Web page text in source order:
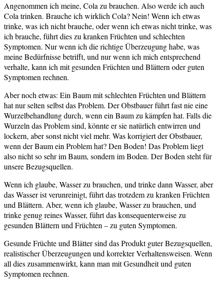
Angenommen ich meine, Cola zu brauchen. Also werde ich auch
Cola trinken. Brauche ich wirklich Cola? Nein! Wenn ich etwas
trinke, was ich nicht brauche, oder wenn ich etwas nicht trinke, was
ich brauche, führt dies zu kranken Früchten und schlechten
Symptomen. Nur wenn ich die richtige Überzeugung habe, was
meine Bedürfnisse betrifft, und nur wenn ich mich entsprechend
verhalte, kann ich mit gesunden Früchten und Blättern oder guten
Symptomen rechnen.
Aber noch etwas: Ein Baum mit schlechten Früchten und Blättern
hat nur selten selbst das Problem. Der Obstbauer führt fast nie eine
Wurzelbehandlung durch, wenn ein Baum zu kämpfen hat. Falls die
Wurzeln das Problem sind, könnte er sie natürlich entwirren und
lockern, aber sonst nicht viel mehr. Was korrigiert der Obstbauer,
wenn der Baum ein Problem hat? Den Boden! Das Problem liegt
also nicht so sehr im Baum, sondern im Boden. Der Boden steht für
unsere Bezugsquellen.
Wenn ich glaube, Wasser zu brauchen, und trinke dann Wasser, aber
das Wasser ist verunreinigt, führt das trotzdem zu kranken Früchten
und Blättern. Aber, wenn ich glaube, Wasser zu brauchen, und
trinke genug reines Wasser, führt das konsequenterweise zu
gesunden Blättern und Früchten – zu guten Symptomen.
Gesunde Früchte und Blätter sind das Produkt guter Bezugsquellen,
realistischer Überzeugungen und korrekter Verhaltensweisen. Wenn
all dies zusammenwirkt, kann man mit Gesundheit und guten
Symptomen rechnen.